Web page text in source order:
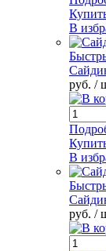
В
руб. /
В
руб. /